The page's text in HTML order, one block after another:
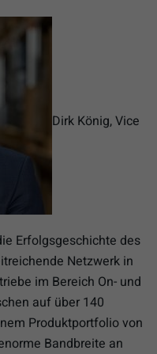
Dirk König, Vice
Erfolgsgeschichte des
Netzwerk in
im Bereich On- und
auf über 140
Produktportfolio von
Bandbreite an